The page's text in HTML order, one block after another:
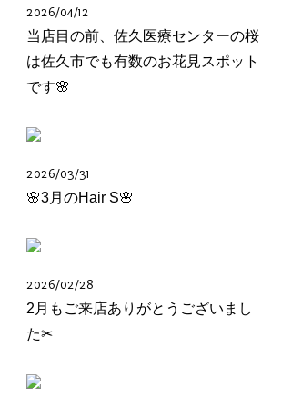
2026/04/12
当店目の前、佐久医療センターの桜
は佐久市でも有数のお花見スポット
です🌸
2026/03/31
🌸3月のHair S🌸
2026/02/28
2月もご来店ありがとうございまし
た✂︎